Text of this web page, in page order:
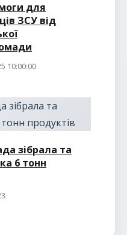
для
ЗСУ від
10:00:00
зібрала та
6 тонн